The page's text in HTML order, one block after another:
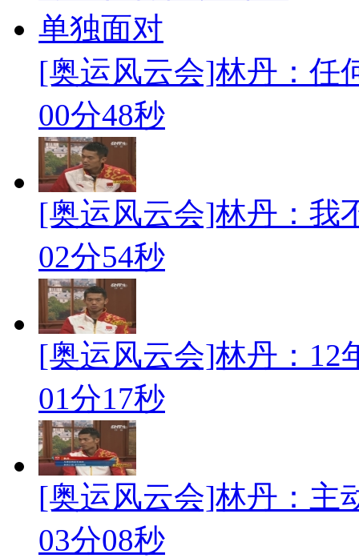
[奥运风云会]林丹：任
00分48秒
[奥运风云会]林丹：我
02分54秒
[奥运风云会]林丹：12
01分17秒
[奥运风云会]林丹：主
03分08秒